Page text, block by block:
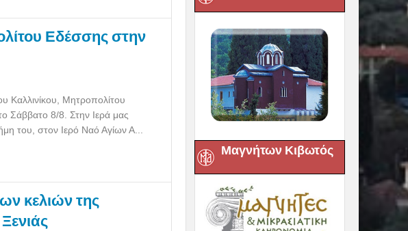
Εδέσσης στην
Καλλινίκου, Μητροπολίτου
Σάββατο 8/8. Στην Ιερά μας
του, στον Ιερό Ναό Αγίων Α...
κελιών της
Μαγνήτων Κιβωτός